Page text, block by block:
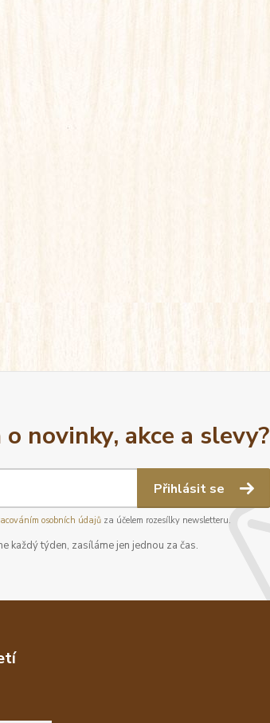
novinky, akce a slevy?
Přihlásit se
osobních údajůza účelem rozesílky newsletteru.
každý týden, zasíláme jen jednou za čas.